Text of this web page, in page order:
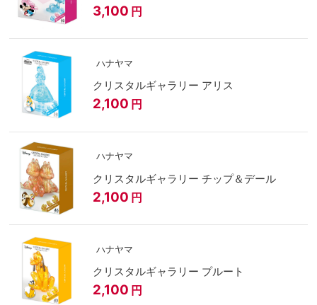
3,100 円
ハナヤマ
クリスタルギャラリー アリス
2,100 円
ハナヤマ
クリスタルギャラリー チップ＆デール
2,100 円
ハナヤマ
クリスタルギャラリー プルート
2,100 円